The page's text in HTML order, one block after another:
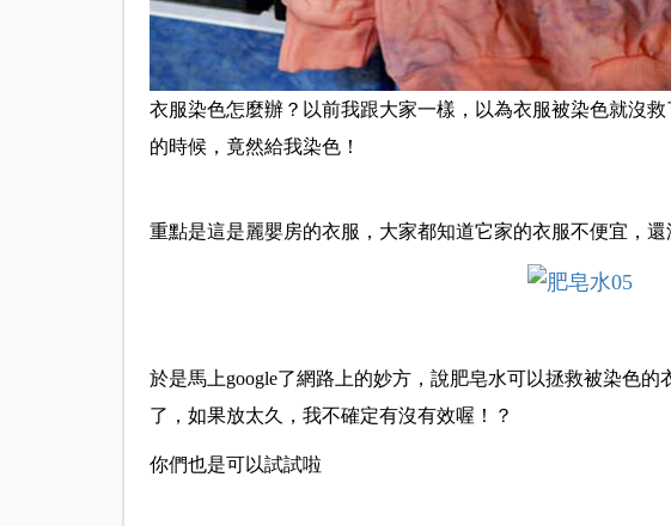
衣服染色怎麼辦？ 以前我跟大家一樣，以為衣服被染色就沒救
的時候， 竟然給我染色！
重點是這是麗嬰房的衣服， 大家都知道它家的衣服不便宜， 還
於是馬上google了網路上的妙方， 說肥皂水可以拯救被染色的
了， 如果放太久，我不確定有沒有效喔！？
你們也是可以試試啦